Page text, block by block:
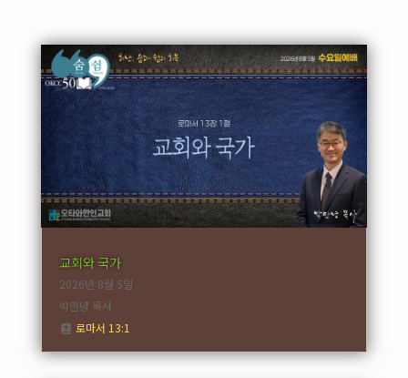
교회와 국가
2026년 8월 5일
박만녕 목사
로마서 13:1